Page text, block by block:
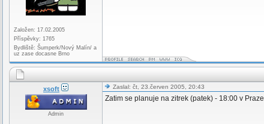
Založen: 17.02.2005
Příspěvky: 1765
Bydliště: Šumperk/Nový Malín/ a
uz zase docasne Brno
xsoft
Admin
Zaslal: čt, 23.červen 2005, 20:43
Zatim se planuje na zitrek (patek) - 18:00 v Praze